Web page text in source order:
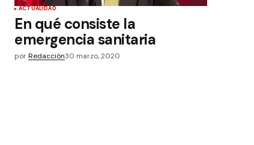
ACTUALIDAD
En qué consiste la
emergencia sanitaria
porRedacción30 marzo, 2020